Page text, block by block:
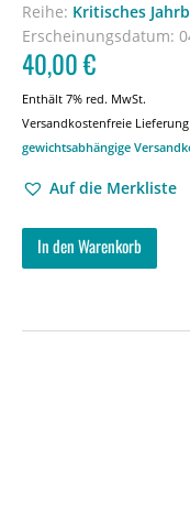
Reihe: Kritisches
Erscheinungsdatum:
40,00€
Enthält 7% red. MwSt.
Versandkostenfreie
gewichtsabhängige
Auf die Merkliste
In den Warenkorb